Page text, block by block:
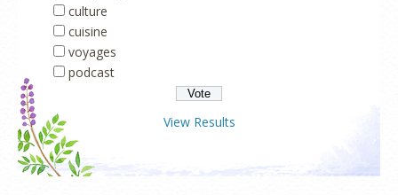
culture
cuisine
voyages
podcast
View Results